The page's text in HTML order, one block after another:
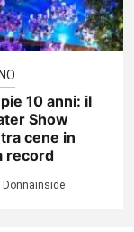
10 anni: il
Show
cene in
record
Donnainside